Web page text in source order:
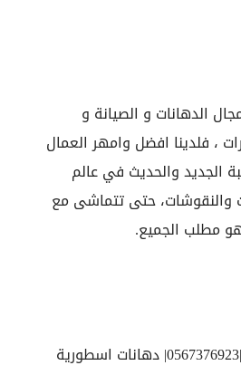
الدهانات و الصيانة و
، فلدينا افضل وامهر العمال
الجديد والحديث في عالم
والنقوشات، حتى تتماشى مع
مطلب الجميع.